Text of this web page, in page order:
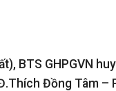
, BTS GHPGVN
Đồng Tâm –